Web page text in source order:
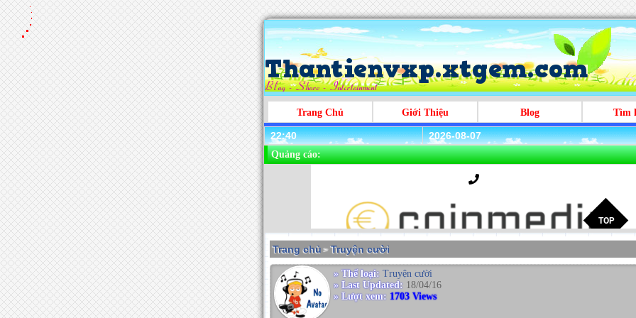
Trang Chủ Giới Thiệu Blog Tìm
22:40 2026-08-07
Quảng cáo:
Trang chủ >Truyện cười
» Thể loại: Truyện cười
» Last Updated: 18/04/16
» Lượt xem: 1703 Views